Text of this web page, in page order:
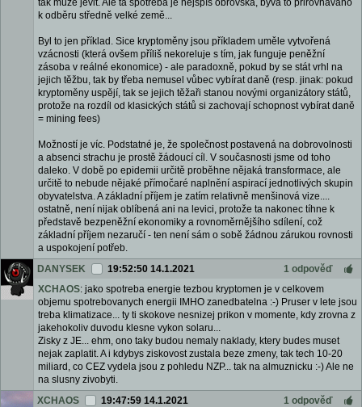
tak může jevit. Ale ta spotřeba je nejspíš obrovská, bývá to přirovnáváno
k odběru středně velké země...
Byl to jen příklad. Sice kryptoměny jsou příkladem uměle vytvořená
vzácnosti (která ovšem příliš nekoreluje s tím, jak funguje peněžní
zásoba v reálné ekonomice) - ale paradoxně, pokud by se stát vrhl na
jejich těžbu, tak by třeba nemusel vůbec vybírat daně (resp. jinak: pokud
kryptoměny uspějí, tak se jejich těžaři stanou novými organizátory států,
protože na rozdíl od klasických států si zachovají schopnost vybírat daně
= mining fees)
Možností je víc. Podstatné je, že společnost postavená na dobrovolnosti
a absenci strachu je prostě žádoucí cíl. V současnosti jsme od toho
daleko. V době po epidemii určitě proběhne nějaká transformace, ale
určitě to nebude nějaké přímočaré naplnění aspirací jednotlivých skupin
obyvatelstva. A základní příjem je zatím relativně menšinová vize....
ostatně, není nijak oblíbená ani na levici, protože ta nakonec tíhne k
představě bezpeněžní ekonomiky a rovnoměrnějšího sdílení, což
základní příjem nezaručí - ten není sám o sobě žádnou zárukou rovnosti
a uspokojení potřeb.
DANYSEK
19:52:50 14.1.2021
1 odpověď
XCHAOS: jako spotreba energie tezbou kryptomen je v celkovem
objemu spotrebovanych energii IMHO zanedbatelna :-) Pruser v lete jsou
treba klimatizace... ty ti skokove nesnizej prikon v momente, kdy zrovna z
jakehokoliv duvodu klesne vykon solaru...
Zisky z JE... ehm, ono taky budou nemaly naklady, ktery budes muset
nejak zaplatit. A i kdybys ziskovost zustala beze zmeny, tak tech 10-20
miliard, co CEZ vydela jsou z pohledu NZP... tak na almuznicku :-) Ale ne
na slusny zivobyti.
XCHAOS
19:47:59 14.1.2021
1 odpověď